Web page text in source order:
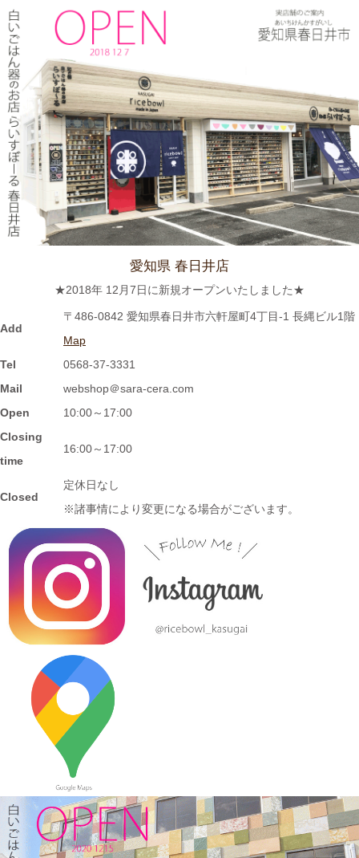
2024/3/12
≪テレビで紹介されました≫ 2019年5月18日 、東海テレビ ぐっ
さん家！『ぐっさん！オレンジと行く春日井Jeep旅！』で 山口
智充さんが白いごはん器のお店 らいすぼーる 春日井店にいらっ
しゃいました。
2024/2/22
≪おすすめ≫今日は猫の日！猫好きにはたまらないおすすめご飯
茶碗いかがでしょうか？
ツを入れたり、薬味皿としてもGOOD★
2024/2/2
≪おすすめ≫ 信楽焼のモザイクプレート数量限定販売！
2024/1/15
か？
2024/1/12
≪おすすめ≫ お正月の暴飲暴食。。。ワンプレートで彩りよく
バランスの良い食事を♪
2024/1/3
≪おすすめ≫ 七草粥の準備は出来ましたか？お粥に麺類と色々
使える小どんぶりはいかかでしょうか？
2023/12/22
≪おすすめ≫ 少し大きめで使いやすい！カラフルオーバルボー
2023/12/15
≪新着商品≫ 波佐見焼のアップル柄とラフランス柄の小さめテ
愛知県 春日井店
★2018年 12月7日に新規オープンいたしました★
Add
〒486-0842 愛知県春日井市六軒屋町4丁目-1 長縄ビル1階
Map
Tel
0568-37-3331
Mail
webshop＠sara-cera.com
Open
10:00～17:00
Closing
time
16:00～17:00
Closed
定休日なし
※諸事情により変更になる場合がございます。